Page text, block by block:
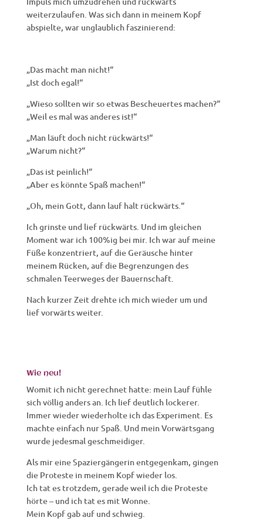
weiterzulaufen. Was sich dann in meinem Kopf
abspielte, war unglaublich faszinierend:
„Das macht man nicht!“
„Ist doch egal!“
„Wieso sollten wir so etwas Bescheuertes machen?“
„Weil es mal was anderes ist!“
„Man läuft doch nicht rückwärts!“
„Warum nicht?“
„Das ist peinlich!“
„Aber es könnte Spaß machen!“
„Oh, mein Gott, dann lauf halt rückwärts.“
Ich grinste und lief rückwärts. Und im gleichen
Moment war ich 100%ig bei mir. Ich war auf meine
Füße konzentriert, auf die Geräusche hinter
meinem Rücken, auf die Begrenzungen des
schmalen Teerweges der Bauernschaft.
Nach kurzer Zeit drehte ich mich wieder um und
lief vorwärts weiter.
Wie neu!
Womit ich nicht gerechnet hatte: mein Lauf fühle
sich völlig anders an. Ich lief deutlich lockerer.
Immer wieder wiederholte ich das Experiment. Es
machte einfach nur Spaß. Und mein Vorwärtsgang
wurde jedesmal geschmeidiger.
Als mir eine Spaziergängerin entgegenkam, gingen
die Proteste in meinem Kopf wieder los.
Ich tat es trotzdem, gerade weil ich die Proteste
hörte – und ich tat es mit Wonne.
Mein Kopf gab auf und schwieg.